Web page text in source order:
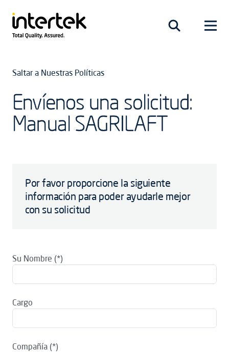
Saltar a Nuestras Políticas
Envíenos una solicitud:
Manual SAGRILAFT
Por favor proporcione la siguiente
información para poder ayudarle mejor
con su solicitud
Su Nombre
Cargo
Compañía